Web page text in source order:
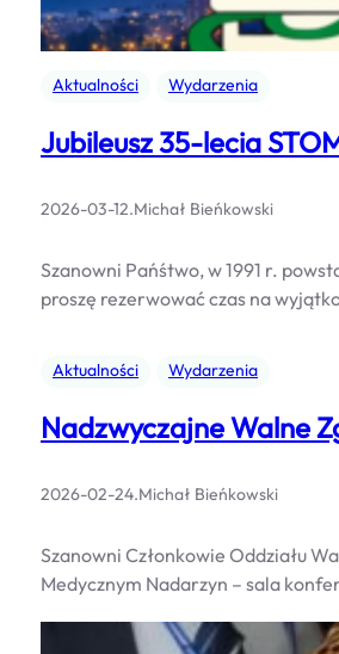
Aktualności Wydarzenia
Jubileusz 35-lecia
2026-03-12.Michał Bieńkowski
Szanowni Pańśtwo, w 1991 r.
proszę rezerwować czas na
Aktualności Wydarzenia
Nadzwyczajne Walne
2026-02-24.Michał Bieńkowski
Szanowni Członkowie Oddziału
Medycznym Nadarzyn – sala